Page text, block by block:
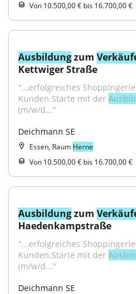
Von 10.500,00 € bis 16.700,00 €
Ausbildung zum
Kettwiger Straße
"...erfolgreiches
Kunden.Starte mit der
(m/w/d..."
Deichmann SE
Essen, Raum Herne
Von 10.500,00 € bis 16.700,00 €
Ausbildung zum
Haedenkampstraße
"...erfolgreiches
Kunden.Starte mit der
(m/w/d..."
Deichmann SE